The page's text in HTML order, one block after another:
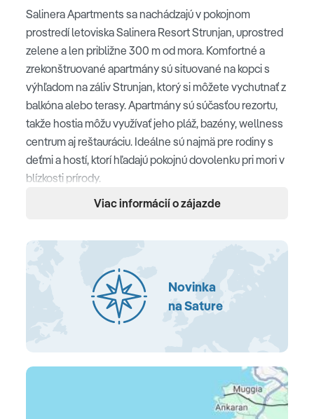
Salinera Apartments sa nachádzajú v pokojnom
prostredí letoviska Salinera Resort Strunjan, uprostred
zelene a len približne 300 m od mora. Komfortné a
zrekonštruované apartmány sú situované na kopci s
výhľadom na záliv Strunjan, ktorý si môžete vychutnať z
balkóna alebo terasy. Apartmány sú súčasťou rezortu,
takže hostia môžu využívať jeho pláž, bazény, wellness
centrum aj reštauráciu. Ideálne sú najmä pre rodiny s
deťmi a hostí, ktorí hľadajú pokojnú dovolenku pri mori v
blízkosti prírody.
Salinera Resort Strunjan • hotel sa nachádza cca 300
centrum Piran cca 6 km
a ležadlá za poplatok
Viac informácií o zájazde
Novinka
na Sature